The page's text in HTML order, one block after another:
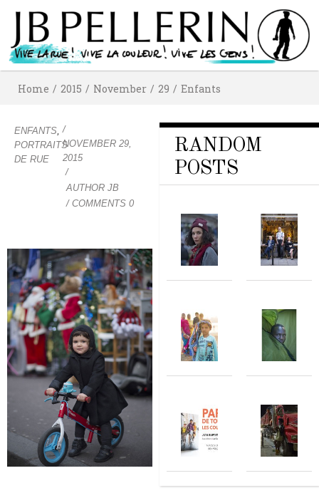
Home / 2015 / November / 29 / Enfants
ENFANTS
PORTRAITS
DE RUE
/
NOVEMBER 29,
2015
/
AUTHOR JB
/ COMMENTS 0
RANDOM
POSTS